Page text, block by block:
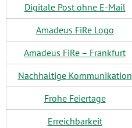
Digitale Post ohne E-Mail
Amadeus FiRe Logo
Amadeus FiRe – Frankfurt
Nachhaltige Kommunikation
Frohe Feiertage
Erreichbarkeit